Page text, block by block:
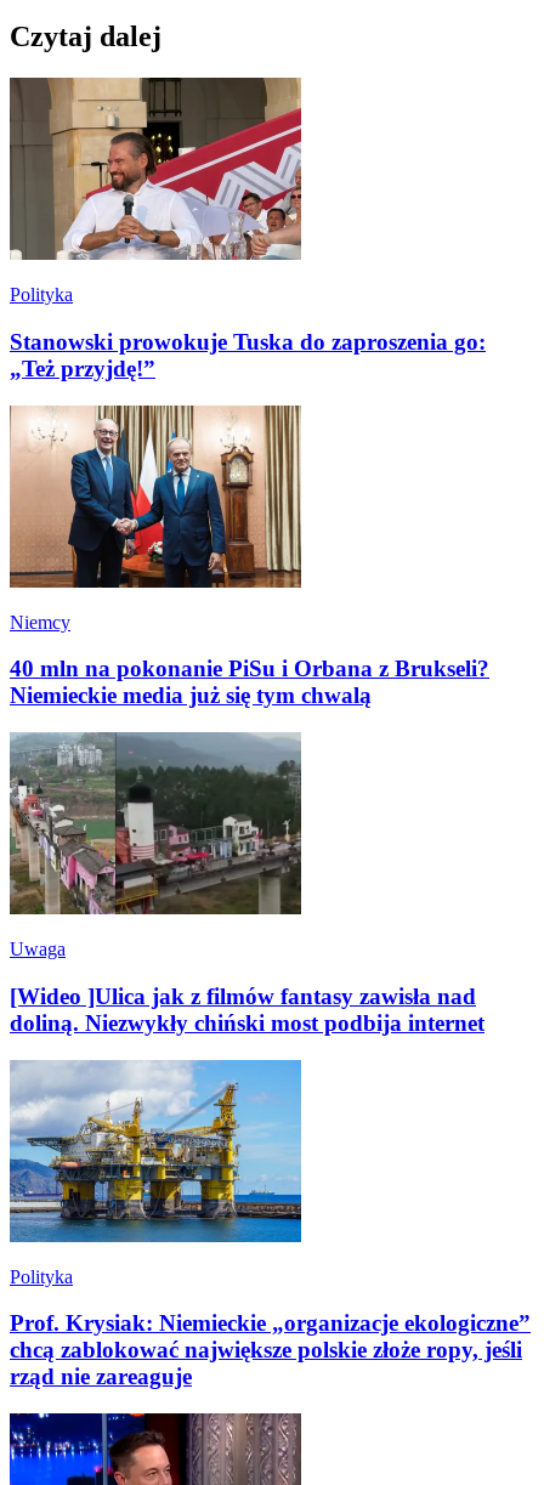
Czytaj dalej
Polityka
Stanowski prowokuje Tuska do zaproszenia go:
„Też przyjdę!”
Niemcy
40 mln na pokonanie PiSu i Orbana z Brukseli?
Niemieckie media już się tym chwalą
Uwaga
[Wideo ]Ulica jak z filmów fantasy zawisła nad
doliną. Niezwykły chiński most podbija internet
Polityka
Prof. Krysiak: Niemieckie „organizacje ekologiczne”
chcą zablokować największe polskie złoże ropy, jeśli
rząd nie zareaguje